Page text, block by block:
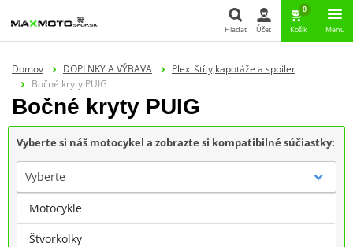
Hľadať
Hľadať Účet
0
Košík Menu
Domov DOPLNKY A VÝBAVA
Plexi štíty,kapotáže a spoiler
Bočné kryty PUIG
Bočné kryty PUIG
Vyberte si náš motocykel a zobrazte si kompatibilné súčiastky:
Vyberte
Značka
Motocykle
Štvorkolky